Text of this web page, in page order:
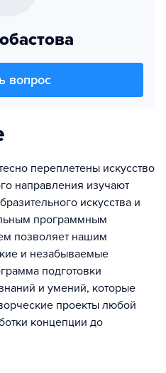
вопрос
переплетены искусство
направления изучают
искусства и
программным
позволяет нашим
и незабываемые
подготовки
и умений, которые
проекты любой
концепции до